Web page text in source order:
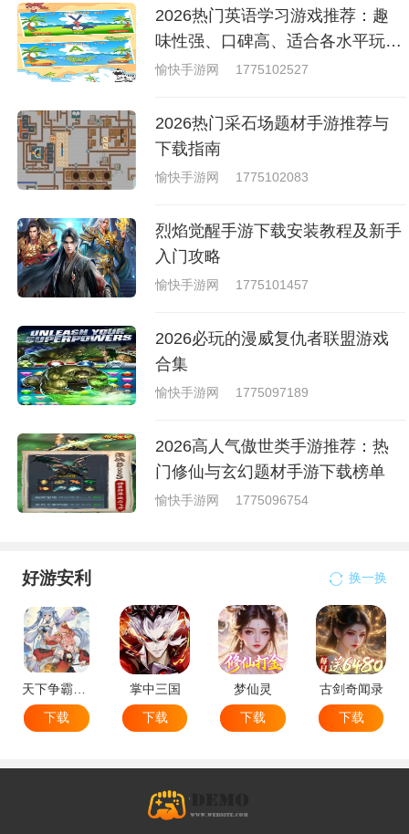
就是收集了一些有意思的拳击游
戏，相信你们一定会喜欢的。
2026热门英语学习游戏推荐：趣
味性强、口碑高、适合各水平玩家
的英语游戏合集
愉快手游网 1775102527
2026热门采石场题材手游推荐与
下载指南
愉快手游网 1775102083
烈焰觉醒手游下载安装教程及新手
入门攻略
愉快手游网 1775101457
2026必玩的漫威复仇者联盟游戏
合集
愉快手游网 1775097189
2026高人气傲世类手游推荐：热
门修仙与玄幻题材手游下载榜单
愉快手游网 1775096754
好游安利 换一换
天下争霸三国志
下载
掌中三国
下载
梦仙灵
下载
古剑奇闻录
下载